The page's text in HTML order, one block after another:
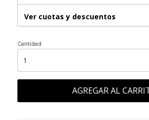
Ver cuotas y descuentos
Cantidad
AGREGAR AL